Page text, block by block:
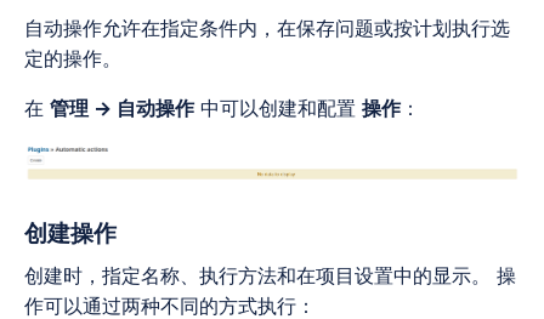
自动操作允许在指定条件内，在保存问题或按计划执行选
定的操作。
在 管理 → 自动操作中可以创建和配置 操作：
创建操作
创建时，指定名称、执行方法和在项目设置中的显示。 操
作可以通过两种不同的方式执行：